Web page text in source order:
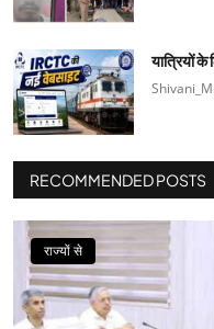
यात्रियों
RECOMMENDED POSTS
राज्यों से